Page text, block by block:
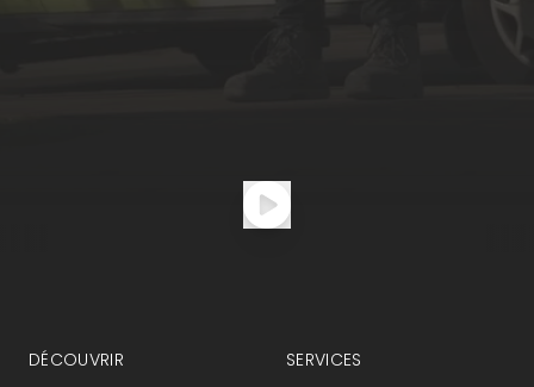
DÉCOUVRIR
SERVICES